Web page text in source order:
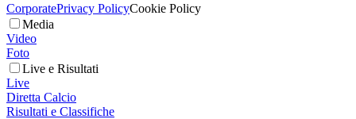
CorporatePrivacy PolicyCookie Policy
Media
Video
Foto
Live e Risultati
Live
Diretta Calcio
Risultati e Classifiche